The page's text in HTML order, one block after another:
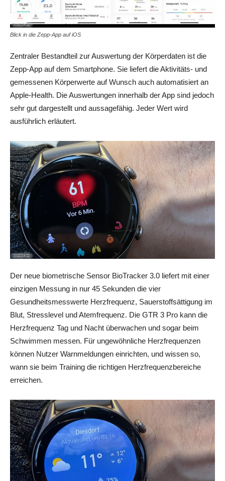
Blick in die Zepp-App auf iOS
Zentraler Bestandteil zur Auswertung der Körperdaten ist die
Zepp-App auf dem Smartphone. Sie liefert die Aktivitäts- und
gemessenen Körperwerte auf Wunsch auch automatisiert an
Apple-Health. Die Auswertungen innerhalb der App sind jedoch
sehr gut dargestellt und aussagefähig. Jeder Wert wird
ausführlich erläutert.
Der neue biometrische Sensor BioTracker 3.0 liefert mit einer
einzigen Messung in nur 45 Sekunden die vier
Gesundheitsmesswerte Herzfrequenz, Sauerstoffsättigung im
Blut, Stresslevel und Atemfrequenz. Die GTR 3 Pro kann die
Herzfrequenz Tag und Nacht überwachen und sogar beim
Schwimmen messen. Für ungewöhnliche Herzfrequenzen
können Nutzer Warnmeldungen einrichten, und wissen so,
wann sie beim Training die richtigen Herzfrequenzbereiche
erreichen.